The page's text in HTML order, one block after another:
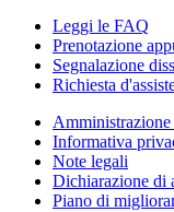
Leggi le FAQ
Prenotazione
Segnalazione
Richiesta
Amministrazione
Informativa
Note legali
Dichiarazione di
Piano di